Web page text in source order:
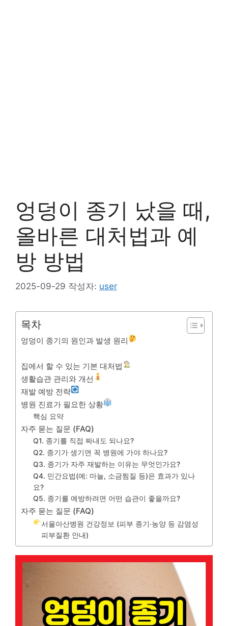
엉덩이 종기 났을 때,
올바른 대처법과 예
방 방법
2025-09-29 작성자: user
목차
엉덩이 종기의 원인과 발생 원리
집에서 할 수 있는 기본 대처법
생활습관 관리와 개선
재발 예방 전략
병원 진료가 필요한 상황
핵심 요약
자주 묻는 질문 (FAQ)
Q1. 종기를 직접 짜내도 되나요?
Q2. 종기가 생기면 꼭 병원에 가야 하나요?
Q3. 종기가 자주 재발하는 이유는 무엇인가요?
Q4. 민간요법(예: 마늘, 소금찜질 등)은 효과가 있나
요?
Q5. 종기를 예방하려면 어떤 습관이 좋을까요?
자주 묻는 질문 (FAQ)
서울아산병원 건강정보 (피부 종기·농양 등 감염성
피부질환 안내)